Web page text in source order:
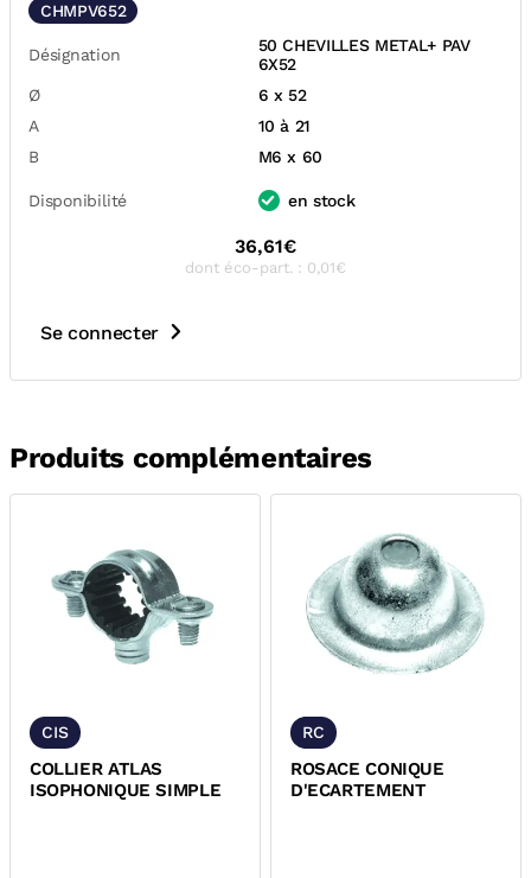
CHMPV652
Désignation
50 CHEVILLES METAL+ PAV
6X52
Ø
6 x 52
A
10 à 21
B
M6 x 60
Disponibilité en stock
36,61€
dont éco-part. : 0,01€
Se connecter
Produits complémentaires
CIS
COLLIER ATLAS
ISOPHONIQUE SIMPLE
RC
ROSACE CONIQUE
D'ECARTEMENT